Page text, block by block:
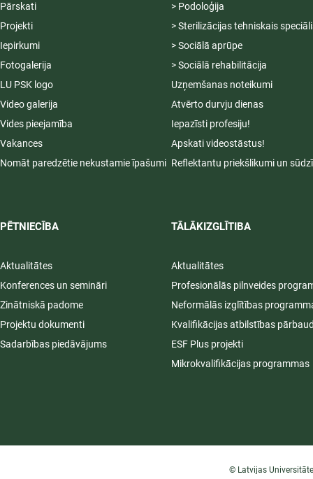
Pārskati
Projekti
Iepirkumi
Fotogalerija
LU PSK logo
Video galerija
Vides pieejamība
Vakances
Nomāt paredzētie nekustamie īpašumi
PĒTNIECĪBA
Aktualitātes
Konferences un semināri
Zinātniskā padome
Projektu dokumenti
Sadarbības piedāvājums
> Podoloģija
> Sterilizācijas tehniskais
> Sociālā aprūpe
> Sociālā rehabilitācija
Uzņemšanas noteikumi
Atvērto durvju dienas
Iepazīsti profesiju!
Apskati videostāstus!
Reflektantu priekšlikumi un
TĀLĀKIZGLĪTIBA
Aktualitātes
Profesionālās pilnveides
Neformālās izglītības
Kvalifikācijas atbilstības
ESF Plus projekti
Mikrokvalifikācijas programmas
© Latvijas